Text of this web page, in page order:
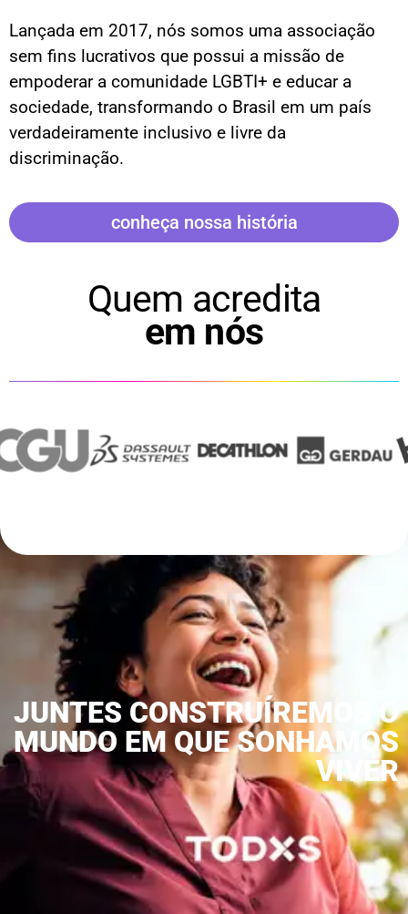
Lançada em 2017, nós somos uma associação
sem fins lucrativos que possui a missão de
empoderar a comunidade LGBTI+ e educar a
sociedade, transformando o Brasil em um país
verdadeiramente inclusivo e livre da
discriminação.
conheça nossa história
Quem acredita
em nós
JUNTES CONSTRUÍREMOS O
MUNDO EM QUE SONHAMOS
VIVER